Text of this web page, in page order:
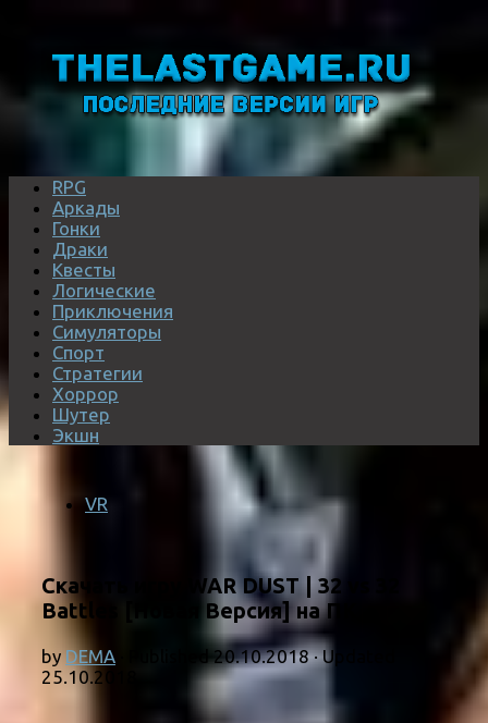
RPG
Аркады
Гонки
Драки
Квесты
Логические
Приключения
Симуляторы
Спорт
Стратегии
Хоррор
Шутер
Экшн
VR
Скачать игру WAR DUST | 32 vs 32
Battles [Новая Версия] на ПК
by DEMA 20.10.2018· Updated
25.10.2018